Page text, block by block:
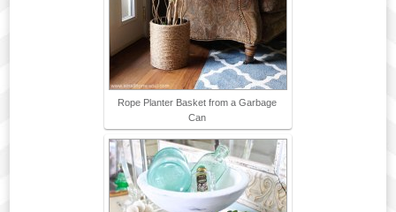
Rope Planter Basket from a Garbage
Can